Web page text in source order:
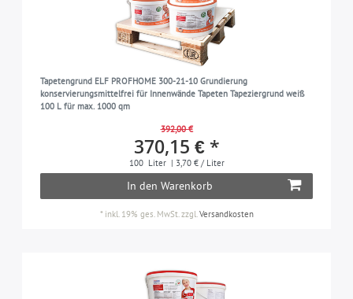
Tapetengrund ELF PROFHOME 300-21-10 Grundierung
konservierungsmittelfrei für Innenwände Tapeten Tapeziergrund weiß
100 L für max. 1000 qm
392,00 €
370,15 € *
100 Liter | 3,70 € / Liter
In den Warenkorb
* inkl. 19% ges. MwSt.zzgl.Versandkosten